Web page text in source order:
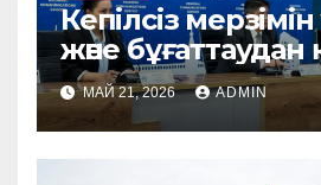
Кепілсіз
және бұғаттаудан
бизнеске
салықтық
МАЙ 21, 2026 ADMIN